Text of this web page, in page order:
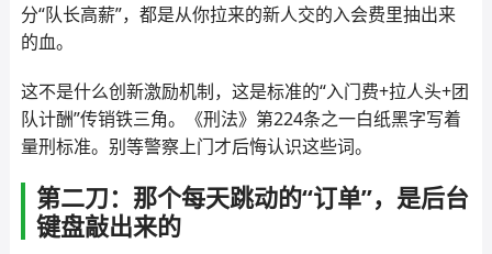
分“队长高薪”，都是从你拉来的新人交的入会费里抽出来
的血。
这不是什么创新激励机制，这是标准的“入门费+拉人头+团
队计酬”传销铁三角。《刑法》第224条之一白纸黑字写着
量刑标准。别等警察上门才后悔认识这些词。
第二刀：那个每天跳动的“订单”，是后台
键盘敲出来的